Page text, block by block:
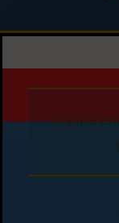
Copie